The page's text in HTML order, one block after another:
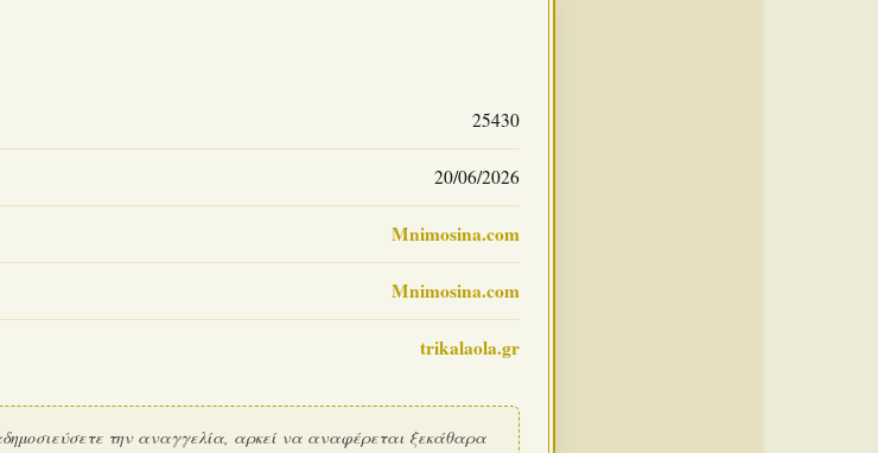
25430
20/06/2026
Mnimosina.com
Mnimosina.com
trikalaola.gr
την αναγγελία, αρκεί να αναφέρεται ξεκάθαρα